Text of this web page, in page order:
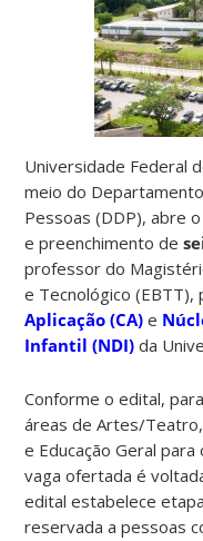
Universidade Federal
meio do
Pessoas (DDP), abre
e preenchimento de
professor do
e Tecnológico
Aplicação (CA) e
Infantil (NDI) da
Conforme o edital,
áreas de Artes/Teatro,
e Educação Geral para
vaga ofertada é
edital estabelece
reservada a pessoas